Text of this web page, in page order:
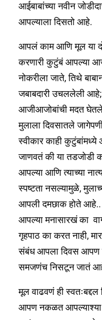
आईबाबांच्या नवीन
आपल्याला दिसतो आहे.
आपलं काम आणि मूल या
करणारी कुटुंबं आपल्या
नोकरीला जाते, तिथे
जबाबदारी उचललेली आहे;
आजीआजोबांची मदत
मुलाला दिवसातले
स्वीकार काही
जाणवतं की या तडजोडी
आपल्या आणि त्याच्या
स्पष्टता नसल्यामुळे,
आपली दमछाक होते
आपल्या मनासारखं का
गृहपाठ का करत नाही,
संबंध आपला दिवस आपण
समजणंच निसटून जातं
मूल वाढवणं ही
आपण नकळत आपल्याश्या